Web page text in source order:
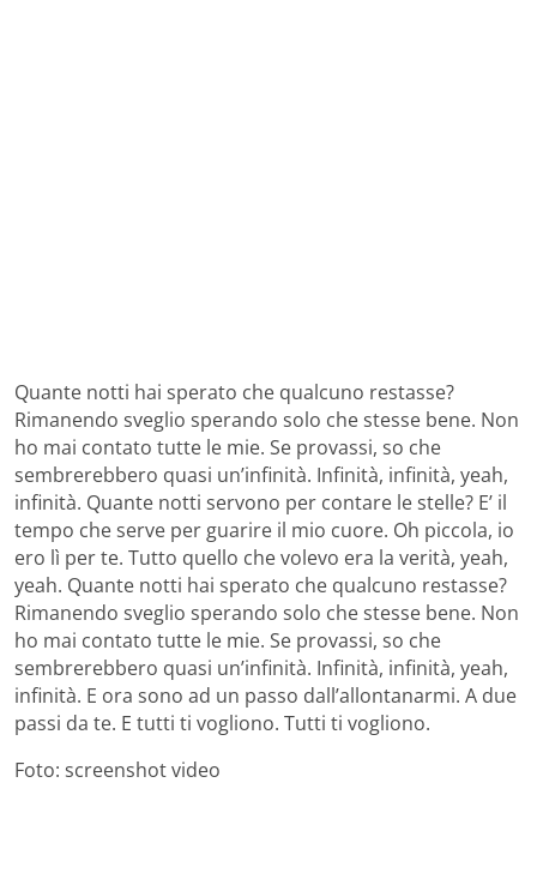
Quante notti hai sperato che qualcuno restasse?
Rimanendo sveglio sperando solo che stesse bene. Non
ho mai contato tutte le mie. Se provassi, so che
sembrerebbero quasi un’infinità. Infinità, infinità, yeah,
infinità. Quante notti servono per contare le stelle? E’ il
tempo che serve per guarire il mio cuore. Oh piccola, io
ero lì per te. Tutto quello che volevo era la verità, yeah,
yeah. Quante notti hai sperato che qualcuno restasse?
Rimanendo sveglio sperando solo che stesse bene. Non
ho mai contato tutte le mie. Se provassi, so che
sembrerebbero quasi un’infinità. Infinità, infinità, yeah,
infinità. E ora sono ad un passo dall’allontanarmi. A due
passi da te. E tutti ti vogliono. Tutti ti vogliono.
Foto: screenshot video